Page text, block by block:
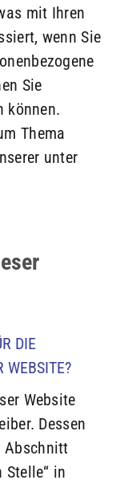
mit Ihren
wenn Sie
Sie
können.
Thema
unter
DIE
WEBSITE?
Website
Dessen
Abschnitt
Stelle“ in